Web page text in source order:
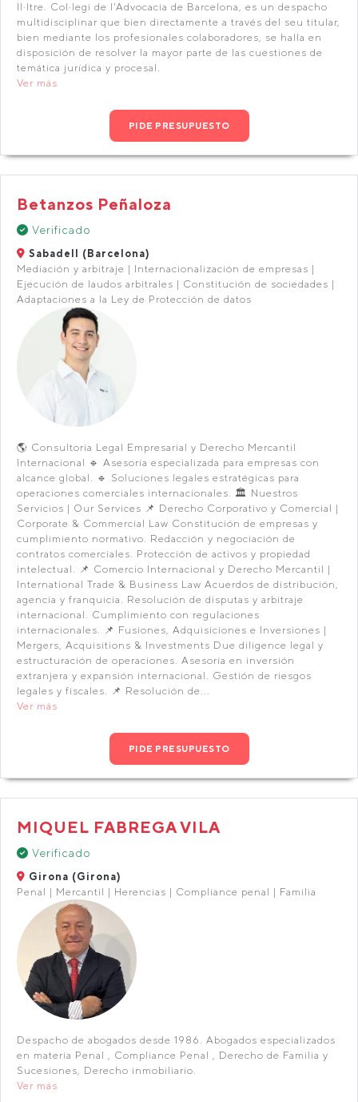
Il·ltre. Col·legi de l'Advocacia de Barcelona, es un despacho
multidisciplinar que bien directamente a través del seu titular,
bien mediante los profesionales colaboradores, se halla en
disposición de resolver la mayor parte de las cuestiones de
temática jurídica y procesal.
Ver más
PIDE PRESUPUESTO
Betanzos Peñaloza
Verificado
Sabadell (Barcelona)
Mediación y arbitraje | Internacionalización de empresas |
Ejecución de laudos arbitrales | Constitución de sociedades |
Adaptaciones a la Ley de Protección de datos
🌎 Consultoría Legal Empresarial y Derecho Mercantil
Internacional 🔹 Asesoría especializada para empresas con
alcance global. 🔹 Soluciones legales estratégicas para
operaciones comerciales internacionales. 🏛️ Nuestros
Servicios | Our Services 📌 Derecho Corporativo y Comercial |
Corporate & Commercial Law Constitución de empresas y
cumplimiento normativo. Redacción y negociación de
contratos comerciales. Protección de activos y propiedad
intelectual. 📌 Comercio Internacional y Derecho Mercantil |
International Trade & Business Law Acuerdos de distribución,
agencia y franquicia. Resolución de disputas y arbitraje
internacional. Cumplimiento con regulaciones
internacionales. 📌 Fusiones, Adquisiciones e Inversiones |
Mergers, Acquisitions & Investments Due diligence legal y
estructuración de operaciones. Asesoría en inversión
extranjera y expansión internacional. Gestión de riesgos
legales y fiscales. 📌 Resolución de...
Ver más
PIDE PRESUPUESTO
MIQUEL FABREGA VILA
Verificado
Girona (Girona)
Penal | Mercantil | Herencias | Compliance penal | Familia
Despacho de abogados desde 1986.​ Abogados especializados
en materia Penal , Compliance Penal , Derecho de Familia y
Sucesiones, Derecho inmobiliario.
Ver más